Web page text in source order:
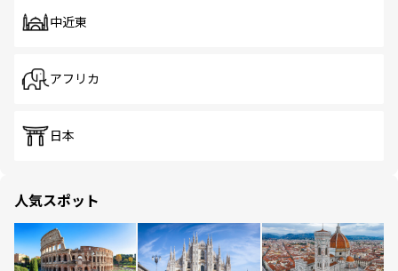
中近東
アフリカ
日本
人気スポット